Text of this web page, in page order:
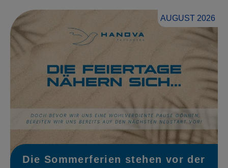
AUGUST 2026
Die Sommerferien stehen vor der